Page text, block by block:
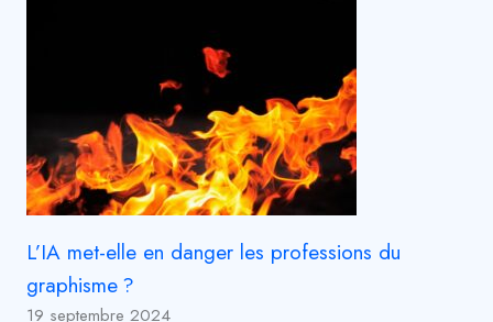
L’IA met-elle en danger les professions du
graphisme ?
19 septembre 2024